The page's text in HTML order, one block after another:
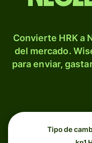
Convierte HRK a
del mercado.
para enviar,
Tipo de